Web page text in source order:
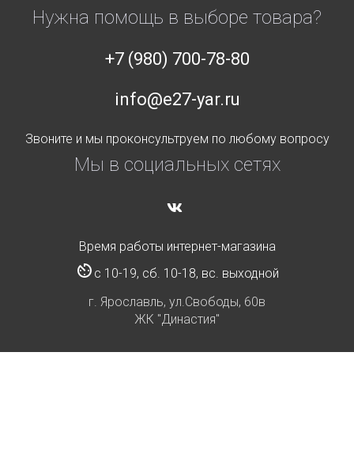
Нужна помощь в выборе товара?
+7 (980) 700-78-80
info@e27-yar.ru
Звоните и мы проконсультруем по любому вопросу
Мы в социальных сетях
Время работы интернет-магазина
с 10-19, сб. 10-18, вс. выходной
г. Ярославль, ул.Свободы, 60в
ЖК "Династия"